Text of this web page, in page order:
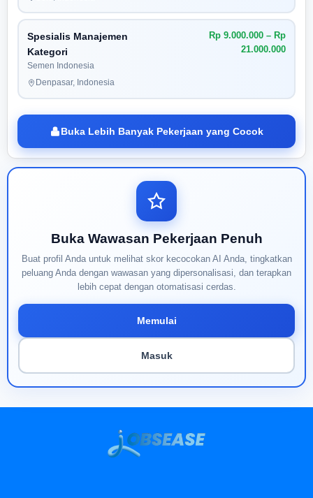
Spesialis Manajemen
Kategori
Semen Indonesia
Rp 9.000.000 – Rp
21.000.000
Denpasar, Indonesia
Buka Lebih Banyak Pekerjaan yang Cocok
Buka Wawasan Pekerjaan Penuh
Buat profil Anda untuk melihat skor kecocokan AI Anda, tingkatkan
peluang Anda dengan wawasan yang dipersonalisasi, dan terapkan
lebih cepat dengan otomatisasi cerdas.
Memulai
Masuk